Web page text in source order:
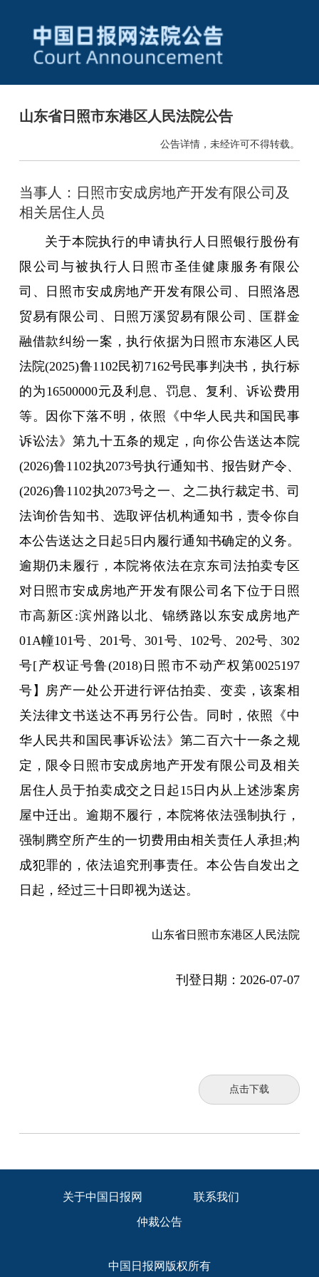
山东省日照市东港区人民法院公告
公告详情，未经许可不得转载。
当事人：日照市安成房地产开发有限公司及
相关居住人员
关于本院执行的申请执行人日照银行股份有
限公司与被执行人日照市圣佳健康服务有限公
司、日照市安成房地产开发有限公司、日照洛恩
贸易有限公司、日照万溪贸易有限公司、匡群金
融借款纠纷一案，执行依据为日照市东港区人民
法院(2025)鲁1102民初7162号民事判决书，执行标
的为16500000元及利息、罚息、复利、诉讼费用
等。因你下落不明，依照《中华人民共和国民事
诉讼法》第九十五条的规定，向你公告送达本院
(2026)鲁1102执2073号执行通知书、报告财产令、
(2026)鲁1102执2073号之一、之二执行裁定书、司
法询价告知书、选取评估机构通知书，责令你自
本公告送达之日起5日内履行通知书确定的义务。
逾期仍未履行，本院将依法在京东司法拍卖专区
对日照市安成房地产开发有限公司名下位于日照
市高新区:滨州路以北、锦绣路以东安成房地产
01A幢101号、201号、301号、102号、202号、302
号[产权证号鲁(2018)日照市不动产权第0025197
号】房产一处公开进行评估拍卖、变卖，该案相
关法律文书送达不再另行公告。同时，依照《中
华人民共和国民事诉讼法》第二百六十一条之规
定，限令日照市安成房地产开发有限公司及相关
居住人员于拍卖成交之日起15日内从上述涉案房
屋中迁出。逾期不履行，本院将依法强制执行，
强制腾空所产生的一切费用由相关责任人承担;构
成犯罪的，依法追究刑事责任。本公告自发出之
日起，经过三十日即视为送达。
山东省日照市东港区人民法院
刊登日期：2026-07-07
点击下载
关于中国日报网 联系我们
仲裁公告
中国日报网版权所有